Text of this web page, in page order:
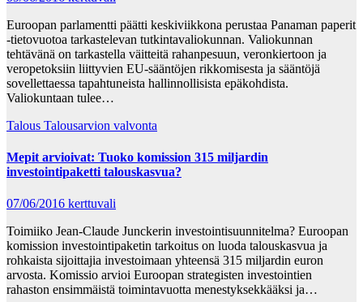
Euroopan parlamentti päätti keskiviikkona perustaa Panaman paperit
-tietovuotoa tarkastelevan tutkintavaliokunnan. Valiokunnan
tehtävänä on tarkastella väitteitä rahanpesuun, veronkiertoon ja
veropetoksiin liittyvien EU-sääntöjen rikkomisesta ja sääntöjä
sovellettaessa tapahtuneista hallinnollisista epäkohdista.
Valiokuntaan tulee…
Talous Talousarvion valvonta
Mepit arvioivat: Tuoko komission 315 miljardin
investointipaketti talouskasvua?
07/06/2016 kerttuvali
Toimiiko Jean-Claude Junckerin investointisuunnitelma? Euroopan
komission investointipaketin tarkoitus on luoda talouskasvua ja
rohkaista sijoittajia investoimaan yhteensä 315 miljardin euron
arvosta. Komissio arvioi Euroopan strategisten investointien
rahaston ensimmäistä toimintavuotta menestyksekkääksi ja…